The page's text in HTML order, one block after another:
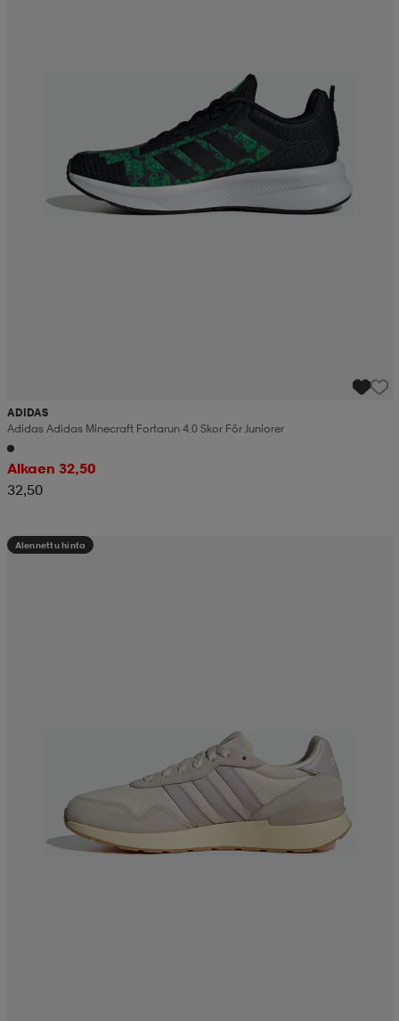
ADIDAS
Adidas Adidas Minecraft Fortarun 4.0 Skor För Juniorer
Alkaen 32,50
32,50
Alennettu hinta